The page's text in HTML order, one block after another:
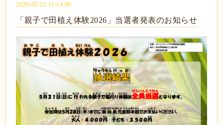
2026-05-22 11:14:00
「親子で田植え体験2026」当選者発表のお知らせ